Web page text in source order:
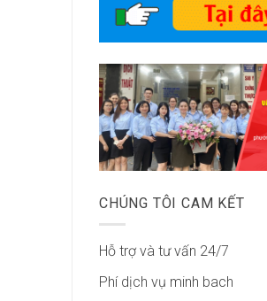
CHÚNG TÔI CAM KẾT
Hỗ trợ và tư vấn 24/7
Phí dịch vụ minh bach